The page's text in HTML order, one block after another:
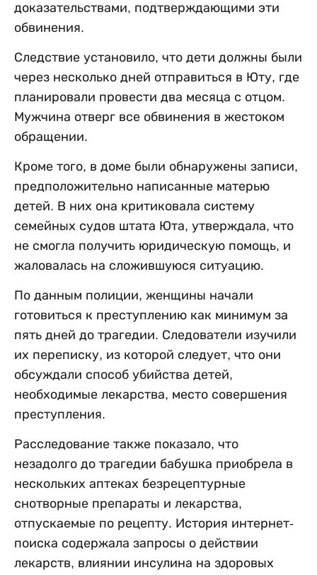
доказательствами, подтверждающими эти
обвинения.
Следствие установило, что дети должны были
через несколько дней отправиться в Юту, где
планировали провести два месяца с отцом.
Мужчина отверг все обвинения в жестоком
обращении.
Кроме того, в доме были обнаружены записи,
предположительно написанные матерью
детей. В них она критиковала систему
семейных судов штата Юта, утверждала, что
не смогла получить юридическую помощь, и
жаловалась на сложившуюся ситуацию.
По данным полиции, женщины начали
готовиться к преступлению как минимум за
пять дней до трагедии. Следователи изучили
их переписку, из которой следует, что они
обсуждали способ убийства детей,
необходимые лекарства, место совершения
преступления.
Расследование также показало, что
незадолго до трагедии бабушка приобрела в
нескольких аптеках безрецептурные
снотворные препараты и лекарства,
отпускаемые по рецепту. История интернет-
поиска содержала запросы о действии
лекарств, влиянии инсулина на здоровых